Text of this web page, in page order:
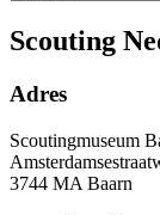
Scouting
Adres
Scoutingmuseum
3744 MA Baarn